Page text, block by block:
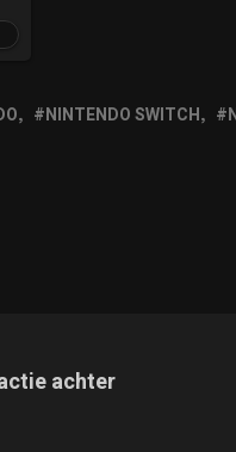
NINTENDO SWITCH
achter